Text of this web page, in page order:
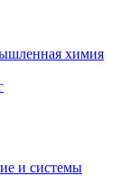
химия
и системы